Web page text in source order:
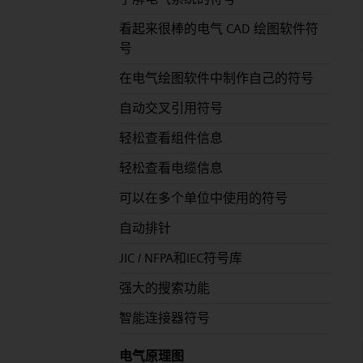
看起来很棒的电气 CAD 绘图软件符
号
在电气绘图软件中制作自己的符号
自动交叉引用符号
轻松查看组件信息
轻松查看电缆信息
可以在多个单位中使用的符号
自动排针
JIC / NFPA和IEC符号库
强大的搜索功能
智能连接器符号
电气原理图